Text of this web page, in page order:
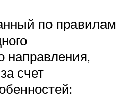
по правилам
направления,
счет